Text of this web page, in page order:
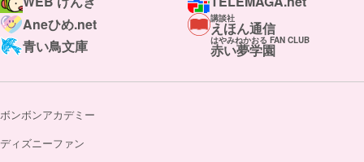
Aneひめ.net
講談社
えほん通信
青い鳥文庫
はやみねかおる FAN CLUB
赤い夢学園
ボンボンアカデミー
ディズニーファン